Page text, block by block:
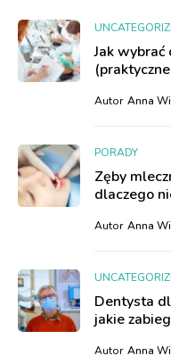
Jak
Autor Anna
PORADY
Zęby
dlaczego
Autor Anna
Dentysta
jakie
Autor Anna